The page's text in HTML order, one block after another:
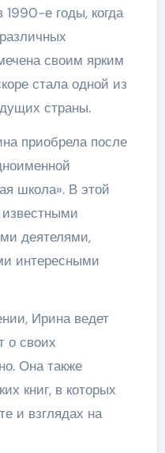
е годы, когда
своим ярким
стала одной из
страны.
приобрела после
школа». В этой
деятелями,
интересными
Ирина ведет
о своих
Она также
книг, в которых
и взглядах на